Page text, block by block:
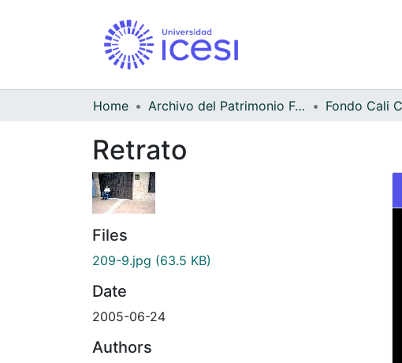
Home Archivo del Patrimonio Fotográfico y Fílmico del Valle del Cauca Fondo Cali
Retrato
Files
209-9.jpg (63.5 KB)
Date
2005-06-24
Authors